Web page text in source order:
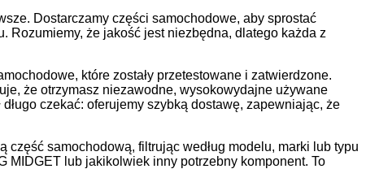
Dostarczamy części samochodowe, aby sprostać
Rozumiemy, że jakość jest niezbędna, dlatego każda z
które zostały przetestowane i zatwierdzone.
że otrzymasz niezawodne, wysokowydajne używane
czekać: oferujemy szybką dostawę, zapewniając, że
samochodową, filtrując według modelu, marki lub typu
MIDGET lub jakikolwiek inny potrzebny komponent. To